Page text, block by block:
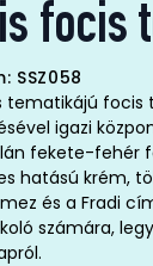
focis
SSZ058
tematikájú
igazi
fekete-fehér
hatású krém,
és a Fradi
számára,